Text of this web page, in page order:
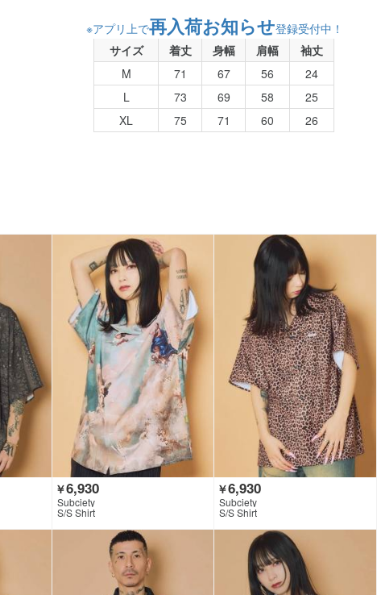
※アプリ上で再入荷お知らせ登録受付中！
サイズ
着丈 身幅 肩幅
袖丈
M
71 67 56
24
L
73 69 58
25
XL
75 71 60 26
￥6,930
Subciety
S/S Shirt
￥6,930
Subciety
S/S Shirt